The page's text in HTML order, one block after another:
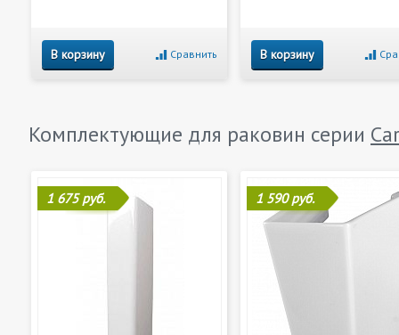
В корзину Сравнить В корзину
Комплектующие для раковин серии
1 675 руб. 1 590 руб.